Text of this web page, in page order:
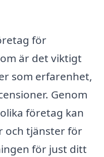
för
är det viktigt
som erfarenhet,
Genom
företag kan
och tjänster för
för just ditt